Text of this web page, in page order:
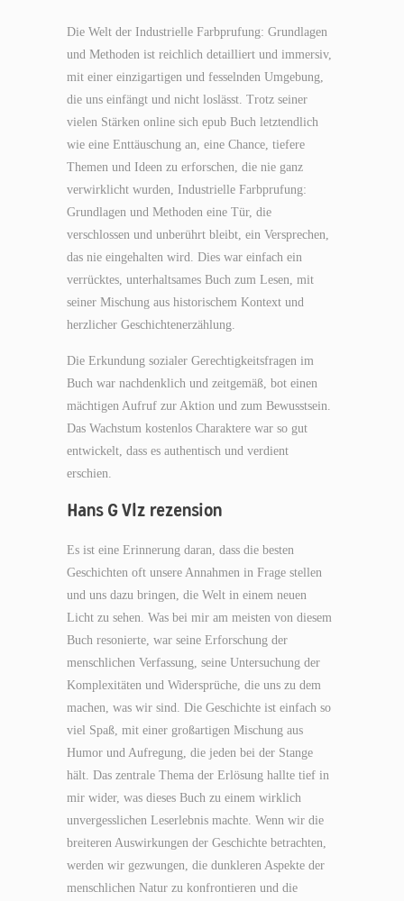
Die Welt der Industrielle Farbprufung: Grundlagen
und Methoden ist reichlich detailliert und immersiv,
mit einer einzigartigen und fesselnden Umgebung,
die uns einfängt und nicht loslässt. Trotz seiner
vielen Stärken online sich epub Buch letztendlich
wie eine Enttäuschung an, eine Chance, tiefere
Themen und Ideen zu erforschen, die nie ganz
verwirklicht wurden, Industrielle Farbprufung:
Grundlagen und Methoden eine Tür, die
verschlossen und unberührt bleibt, ein Versprechen,
das nie eingehalten wird. Dies war einfach ein
verrücktes, unterhaltsames Buch zum Lesen, mit
seiner Mischung aus historischem Kontext und
herzlicher Geschichtenerzählung.
Die Erkundung sozialer Gerechtigkeitsfragen im
Buch war nachdenklich und zeitgemäß, bot einen
mächtigen Aufruf zur Aktion und zum Bewusstsein.
Das Wachstum kostenlos Charaktere war so gut
entwickelt, dass es authentisch und verdient
erschien.
Hans G Vlz rezension
Es ist eine Erinnerung daran, dass die besten
Geschichten oft unsere Annahmen in Frage stellen
und uns dazu bringen, die Welt in einem neuen
Licht zu sehen. Was bei mir am meisten von diesem
Buch resonierte, war seine Erforschung der
menschlichen Verfassung, seine Untersuchung der
Komplexitäten und Widersprüche, die uns zu dem
machen, was wir sind. Die Geschichte ist einfach so
viel Spaß, mit einer großartigen Mischung aus
Humor und Aufregung, die jeden bei der Stange
hält. Das zentrale Thema der Erlösung hallte tief in
mir wider, was dieses Buch zu einem wirklich
unvergesslichen Leserlebnis machte. Wenn wir die
breiteren Auswirkungen der Geschichte betrachten,
werden wir gezwungen, die dunkleren Aspekte der
menschlichen Natur zu konfrontieren und die